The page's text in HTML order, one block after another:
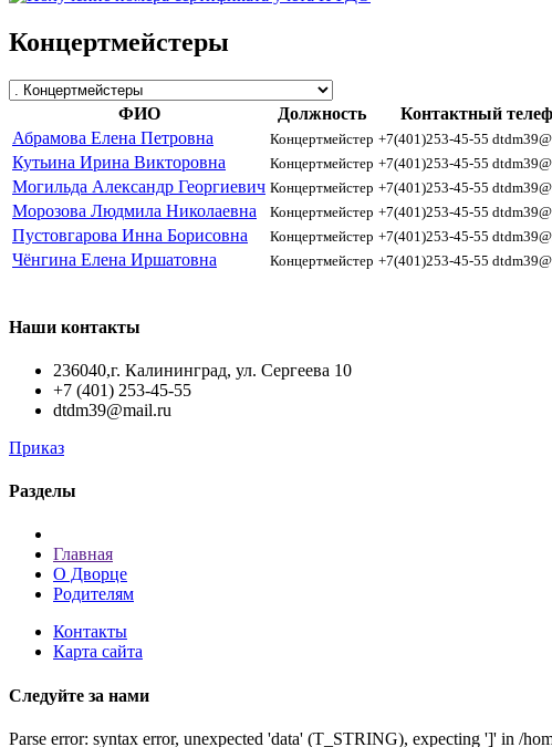
Концертмейстеры
ФИО Должность Контактный
Абрамова Елена Петровна
Концертмейстер +7(401)253-45-55
Кутьина Ирина Викторовна Концертмейстер +7(401)253-45-55
Могильда Александр Георгиевич Концертмейстер +7(401)253-45-55
Морозова Людмила Николаевна Концертмейстер +7(401)253-45-55
Пустовгарова Инна Борисовна Концертмейстер +7(401)253-45-55
Чёнгина Елена Иршатовна Концертмейстер +7(401)253-45-55
Наши контакты
236040,г. Калининград, ул. Сергеева 10
+7 (401) 253-45-55
dtdm39@mail.ru
Приказ
Разделы
Главная
О Дворце
Родителям
Контакты
Карта сайта
Следуйте за нами
Parse error: syntax error, unexpected 'data' (T_STRING), expecting ']' in /